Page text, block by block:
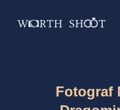
Fotograf